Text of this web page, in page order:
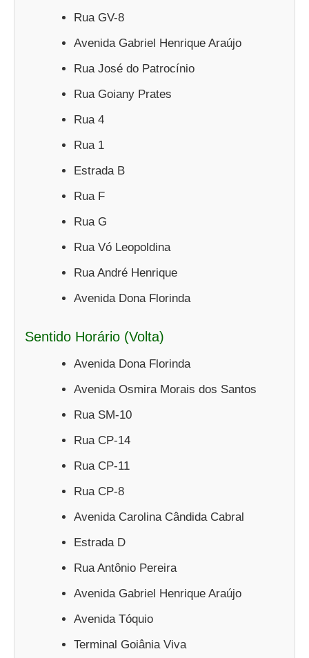
Rua GV-8
Avenida Gabriel Henrique Araújo
Rua José do Patrocínio
Rua Goiany Prates
Rua 4
Rua 1
Estrada B
Rua F
Rua G
Rua Vó Leopoldina
Rua André Henrique
Avenida Dona Florinda
Sentido Horário (Volta)
Avenida Dona Florinda
Avenida Osmira Morais dos Santos
Rua SM-10
Rua CP-14
Rua CP-11
Rua CP-8
Avenida Carolina Cândida Cabral
Estrada D
Rua Antônio Pereira
Avenida Gabriel Henrique Araújo
Avenida Tóquio
Terminal Goiânia Viva